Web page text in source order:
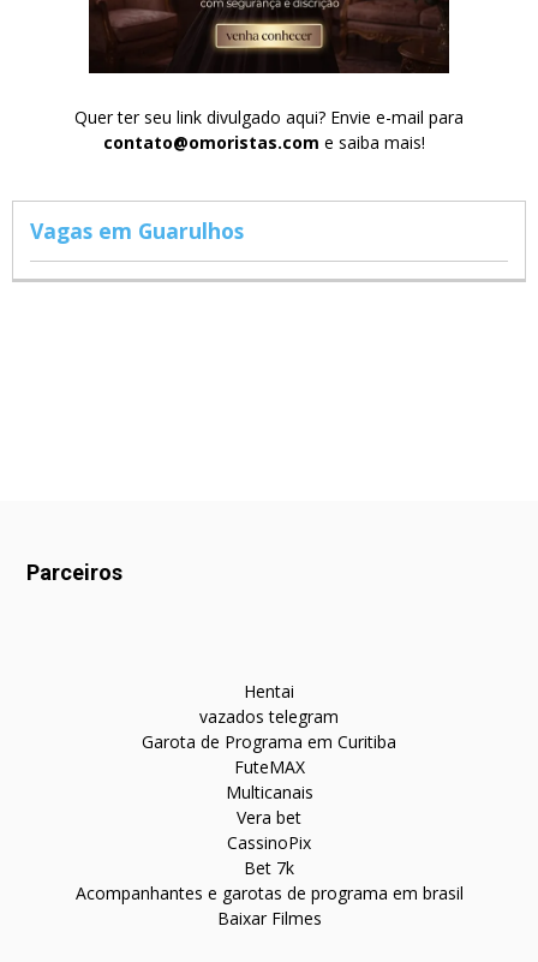
Quer ter seu link divulgado aqui? Envie e-mail para
contato@omoristas.com e saiba mais!
Vagas em Guarulhos
Parceiros
Hentai
vazados telegram
Garota de Programa em Curitiba
FuteMAX
Multicanais
Vera bet
CassinoPix
Bet 7k
Acompanhantes e garotas de programa em brasil
Baixar Filmes